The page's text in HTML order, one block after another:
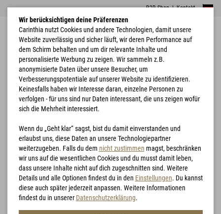
B2B Shop|Kontakt
Home ECIG 3.0 Trousers black M
Wir berücksichtigen deine Präferenzen
Carinthia nutzt Cookies und andere Technologien, damit unsere
Website zuverlässig und sicher läuft, wir deren Performance auf
dem Schirm behalten und um dir relevante Inhalte und
personalisierte Werbung zu zeigen. Wir sammeln z.B.
anonymisierte Daten über unsere Besucher, um
Verbesserungspotentiale auf unserer Website zu identifizieren.
Keinesfalls haben wir Interesse daran, einzelne Personen zu
verfolgen - für uns sind nur Daten interessant, die uns zeigen wofür
sich die Mehrheit interessiert.
Wenn du „Geht klar“ sagst, bist du damit einverstanden und
erlaubst uns, diese Daten an unsere Technologiepartner
weiterzugeben. Falls du dem nicht zustimmen magst, beschränken
wir uns auf die wesentlichen Cookies und du musst damit leben,
dass unsere Inhalte nicht auf dich zugeschnitten sind. Weitere
Details und alle Optionen findest du in den Einstellungen. Du kannst
diese auch später jederzeit anpassen. Weitere Informationen
findest du in unserer Datenschutzerklärung.